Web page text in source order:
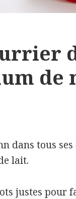
de
dans tous
lait.
justes pour